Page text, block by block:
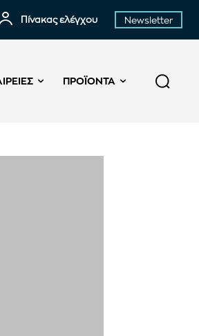
Πίνακας ελέγχου Newsletter
ΠΡΟΪΌΝΤΑ